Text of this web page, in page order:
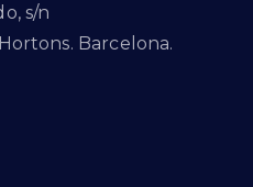
s/n
Barcelona.